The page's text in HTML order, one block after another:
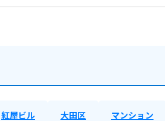
紅屋ビル 大田区 マンション